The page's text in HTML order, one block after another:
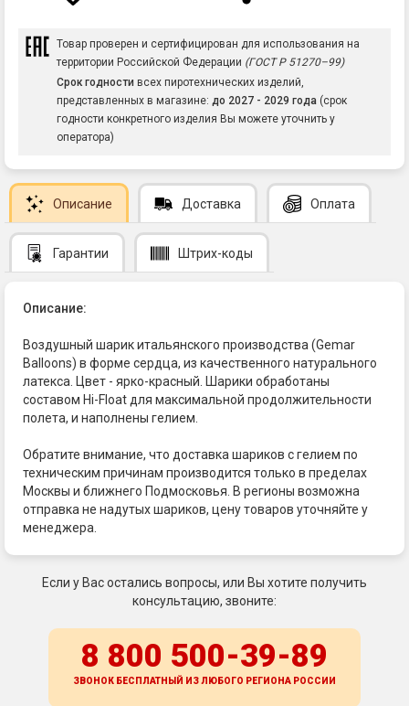
Товар проверен и сертифицирован для использования на
территории Российской Федерации (ГОСТ Р 51270–99)
Срок годности всех пиротехнических изделий,
представленных в магазине: до 2027 - 2029 года (срок
годности конкретного изделия Вы можете уточнить у
оператора)
Описание Доставка Оплата
Гарантии Штрих-коды
Описание:
Воздушный шарик итальянского производства (Gemar
Balloons) в форме сердца, из качественного натурального
латекса. Цвет - ярко-красный. Шарики обработаны
составом Hi-Float для максимальной продолжительности
полета, и наполнены гелием.
Обратите внимание, что доставка шариков с гелием по
техническим причинам производится только в пределах
Москвы и ближнего Подмосковья. В регионы возможна
отправка не надутых шариков, цену товаров уточняйте у
менеджера.
Если у Вас остались вопросы, или Вы хотите получить
консультацию, звоните:
8 800 500-39-89
ЗВОНОК БЕСПЛАТНЫЙ ИЗ ЛЮБОГО РЕГИОНА РОССИИ